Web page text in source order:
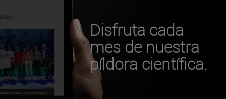
Disfruta cada
mes de nuestra
píldora científica.